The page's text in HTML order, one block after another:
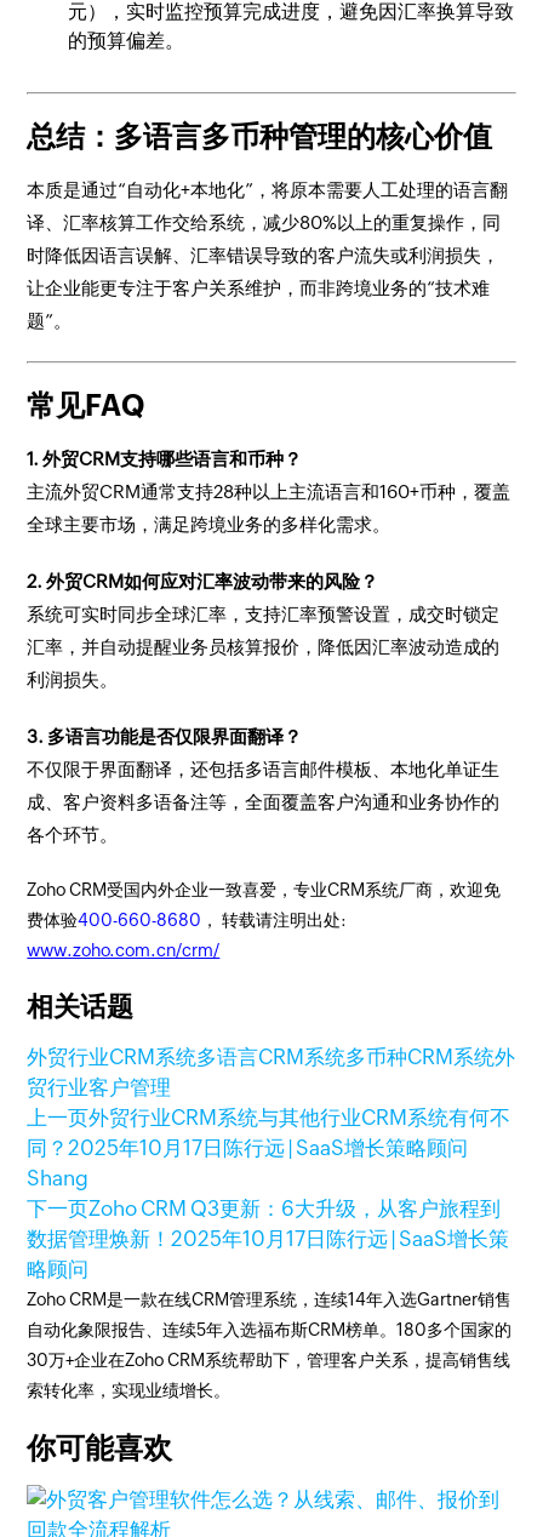
元），实时监控预算完成进度，避免因汇率换算导致
的预算偏差。
总结：多语言多币种管理的核心价值
本质是通过“自动化+本地化”，将原本需要人工处理的语言翻
译、汇率核算工作交给系统，减少80%以上的重复操作，同
时降低因语言误解、汇率错误导致的客户流失或利润损失，
让企业能更专注于客户关系维护，而非跨境业务的“技术难
题”。
常见FAQ
1. 外贸CRM支持哪些语言和币种？
主流外贸CRM通常支持28种以上主流语言和160+币种，覆盖
全球主要市场，满足跨境业务的多样化需求。
2. 外贸CRM如何应对汇率波动带来的风险？
系统可实时同步全球汇率，支持汇率预警设置，成交时锁定
汇率，并自动提醒业务员核算报价，降低因汇率波动造成的
利润损失。
3. 多语言功能是否仅限界面翻译？
不仅限于界面翻译，还包括多语言邮件模板、本地化单证生
成、客户资料多语备注等，全面覆盖客户沟通和业务协作的
各个环节。
Zoho CRM受国内外企业一致喜爱，专业CRM系统厂商，欢迎免
费体验400-660-8680 ， 转载请注明出处:
www.zoho.com.cn/crm/
相关话题
外贸行业CRM系统多语言CRM系统多币种CRM系统外
贸行业客户管理
上一页外贸行业CRM系统与其他行业CRM系统有何不
同？2025年10月17日 陈行远 | SaaS增长策略顾问
Shang
下一页Zoho CRM Q3更新：6大升级，从客户旅程到
数据管理焕新！2025年10月17日 陈行远 | SaaS增长策
略顾问
Zoho CRM是一款在线CRM管理系统，连续14年入选Gartner销售
自动化象限报告、连续5年入选福布斯CRM榜单。180多个国家的
30万+企业在Zoho CRM系统帮助下，管理客户关系，提高销售线
索转化率，实现业绩增长。
你可能喜欢